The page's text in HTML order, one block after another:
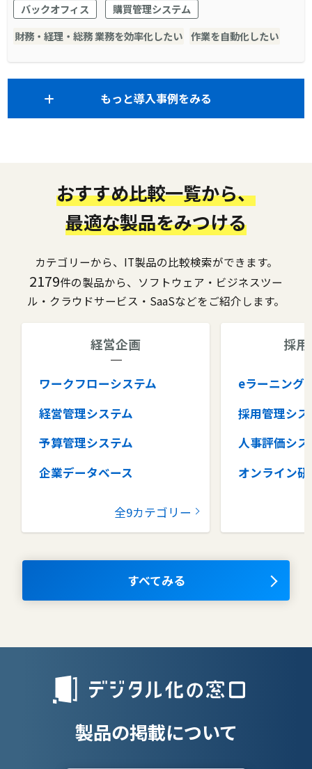
バックオフィス
購買管理システム
財務・経理・総務 業務を効率化したい 作業を自動化したい
もっと導入事例をみる
おすすめ比較一覧から、
最適な製品をみつける
カテゴリーから、IT製品の比較検索ができます。
2179件の製品から、ソフトウェア・ビジネスツー
ル・クラウドサービス・SaaSなどをご紹介します。
経営企画
ワークフローシステム
経営管理システム
予算管理システム
企業データベース
グループウェア
コラボレーションツール
ナレッジマネジメントツール
全9カテゴリー
採
eラーニング
採用管理シス
人事評価シス
オンライン研
タレントマ
OKRツール
授業支援シス
すべてみる
製品の掲載について